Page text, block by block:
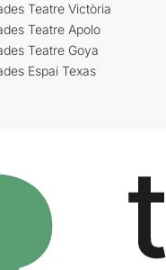
Teatre Victòria
Teatre Apolo
Teatre Goya
Espai Texas